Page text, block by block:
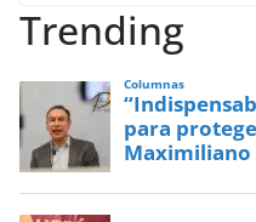
Trending